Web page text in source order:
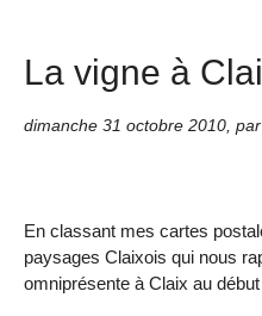
La vigne à
dimanche 31 octobre 2010 par
En classant mes cartes
paysages Claixois qui nous
omniprésente à Claix au